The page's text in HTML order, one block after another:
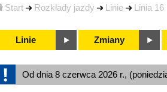
Start Rozkłady jazdy Linie Linia 16
Linie Zmiany
Od dnia 8 czerwca 2026 r.,